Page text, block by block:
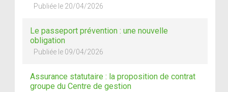
Publiée le 20/04/2026
Le passeport prévention : une nouvelle
obligation
Publiée le 09/04/2026
Assurance statutaire : la proposition de contrat
groupe du Centre de gestion